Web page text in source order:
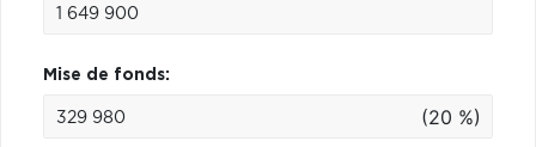
Mise de fonds:
(20 %)